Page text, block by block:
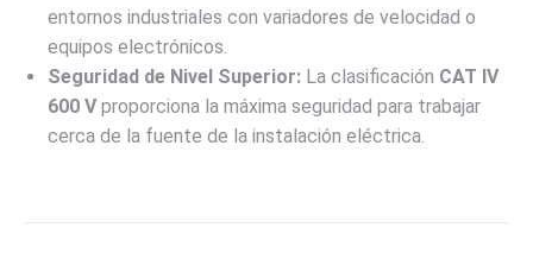
entornos industriales con variadores de velocidad o
equipos electrónicos.
Seguridad de Nivel Superior: La clasificación CAT IV
600 Vproporciona la máxima seguridad para trabajar
cerca de la fuente de la instalación eléctrica.